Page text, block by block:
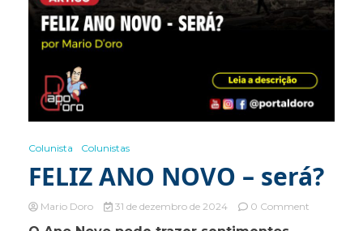
Colunista Colunistas
FELIZ ANO NOVO – será?
Mario Doro 31 de dezembro de 2024 0 Commenton